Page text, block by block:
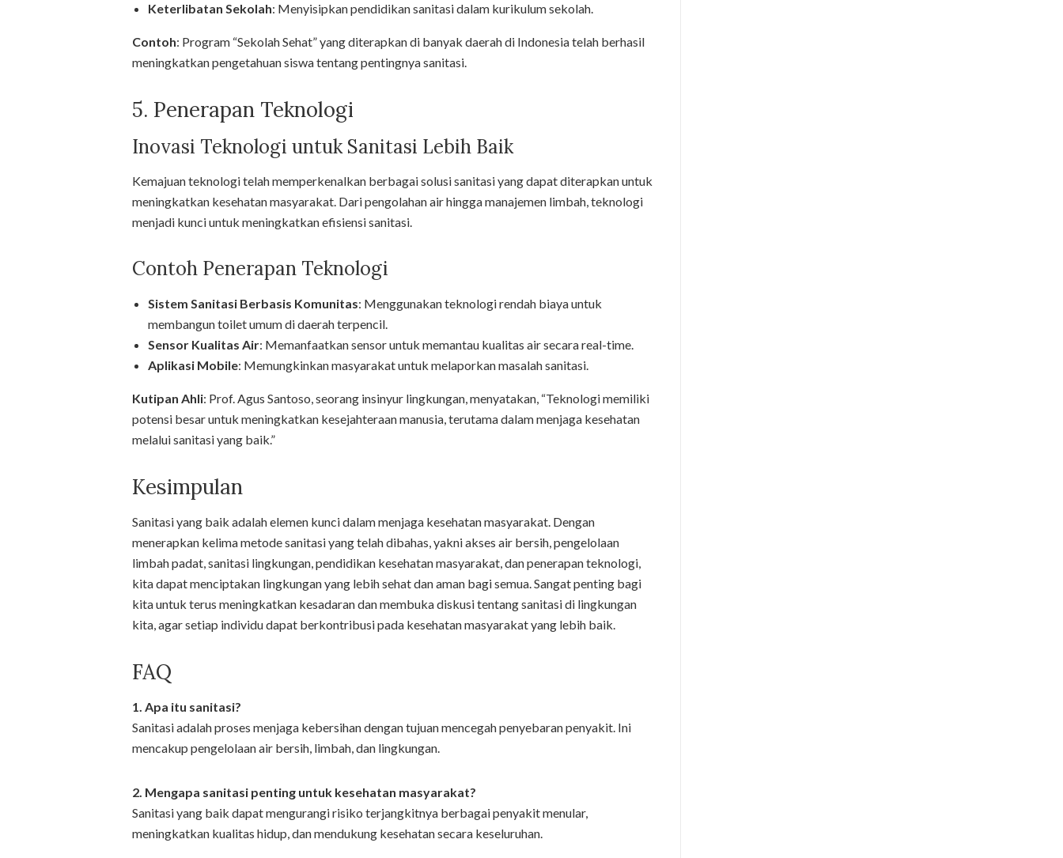
Keterlibatan Sekolah: Menyisipkan pendidikan sanitasi dalam kurikulum sekolah.
Contoh: Program “Sekolah Sehat” yang diterapkan di banyak daerah di Indonesia telah berhasil
meningkatkan pengetahuan siswa tentang pentingnya sanitasi.
5. Penerapan Teknologi
Inovasi Teknologi untuk Sanitasi Lebih Baik
Kemajuan teknologi telah memperkenalkan berbagai solusi sanitasi yang dapat diterapkan untuk
meningkatkan kesehatan masyarakat. Dari pengolahan air hingga manajemen limbah, teknologi
menjadi kunci untuk meningkatkan efisiensi sanitasi.
Contoh Penerapan Teknologi
Sistem Sanitasi Berbasis Komunitas: Menggunakan teknologi rendah biaya untuk
membangun toilet umum di daerah terpencil.
Sensor Kualitas Air: Memanfaatkan sensor untuk memantau kualitas air secara real-time.
Aplikasi Mobile: Memungkinkan masyarakat untuk melaporkan masalah sanitasi.
Kutipan Ahli: Prof. Agus Santoso, seorang insinyur lingkungan, menyatakan, “Teknologi memiliki
potensi besar untuk meningkatkan kesejahteraan manusia, terutama dalam menjaga kesehatan
melalui sanitasi yang baik.”
Kesimpulan
Sanitasi yang baik adalah elemen kunci dalam menjaga kesehatan masyarakat. Dengan
menerapkan kelima metode sanitasi yang telah dibahas, yakni akses air bersih, pengelolaan
limbah padat, sanitasi lingkungan, pendidikan kesehatan masyarakat, dan penerapan teknologi,
kita dapat menciptakan lingkungan yang lebih sehat dan aman bagi semua. Sangat penting bagi
kita untuk terus meningkatkan kesadaran dan membuka diskusi tentang sanitasi di lingkungan
kita, agar setiap individu dapat berkontribusi pada kesehatan masyarakat yang lebih baik.
FAQ
1. Apa itu sanitasi?
Sanitasi adalah proses menjaga kebersihan dengan tujuan mencegah penyebaran penyakit. Ini
mencakup pengelolaan air bersih, limbah, dan lingkungan.
2. Mengapa sanitasi penting untuk kesehatan masyarakat?
Sanitasi yang baik dapat mengurangi risiko terjangkitnya berbagai penyakit menular,
meningkatkan kualitas hidup, dan mendukung kesehatan secara keseluruhan.